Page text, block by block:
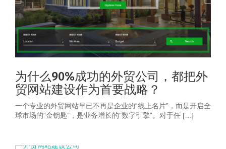
为什么90%成功的外贸公司，都把外
贸网站建设作为首要战略？
一个专业的外贸网站早已不再是企业的“线上名片”，而是开启全
球市场的“金钥匙”，是业务增长的“数字引擎”。对于任 […]